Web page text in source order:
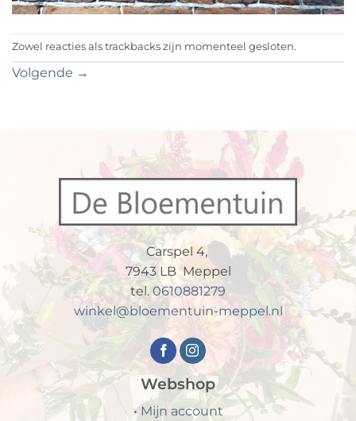
Zowel reacties als trackbacks zijn momenteel gesloten.
Volgende →
Carspel 4,
7943 LB Meppel
tel. 0610881279
winkel@bloementuin-meppel.nl
Webshop
•Mijn account